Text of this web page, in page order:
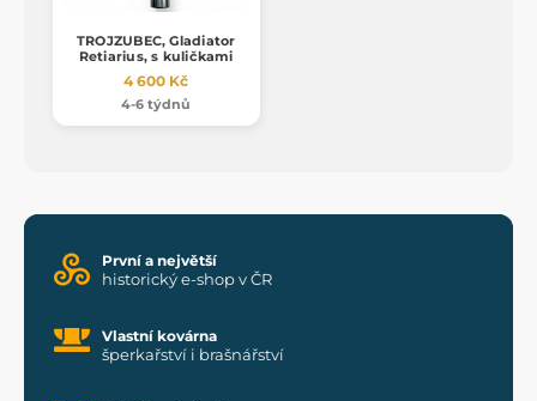
TROJZUBEC, Gladiator
Retiarius, s kuličkami
4 600 Kč
4-6 týdnů
První a největší
historický e-shop v ČR
Vlastní kovárna
šperkařství i brašnářství